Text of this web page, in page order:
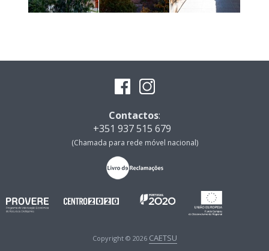
Contactos:
+351 937 515 679
(Chamada para rede móvel nacional)
Copyright © 2026 CAETSU